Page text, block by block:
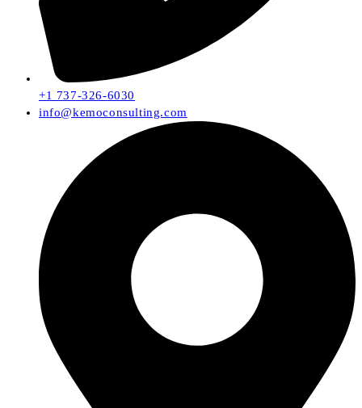
+1 737-326-6030
info@kemoconsulting.com